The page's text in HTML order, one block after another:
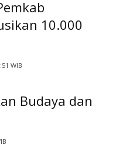
10.000
WIB
Budaya dan